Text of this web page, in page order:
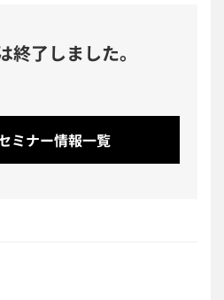
終了しました。
ミナー情報一覧